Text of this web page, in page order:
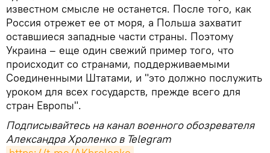
известном смысле не останется. После того, как
Россия отрежет ее от моря, а Польша захватит
оставшиеся западные части страны. Поэтому
Украина – еще один свежий пример того, что
происходит со странами, поддерживаемыми
Соединенными Штатами, и "это должно послужить
уроком для всех государств, прежде всего для
стран Европы".
Подписывайтесь на канал военного обозревателя
Александра Хроленко в Telegram